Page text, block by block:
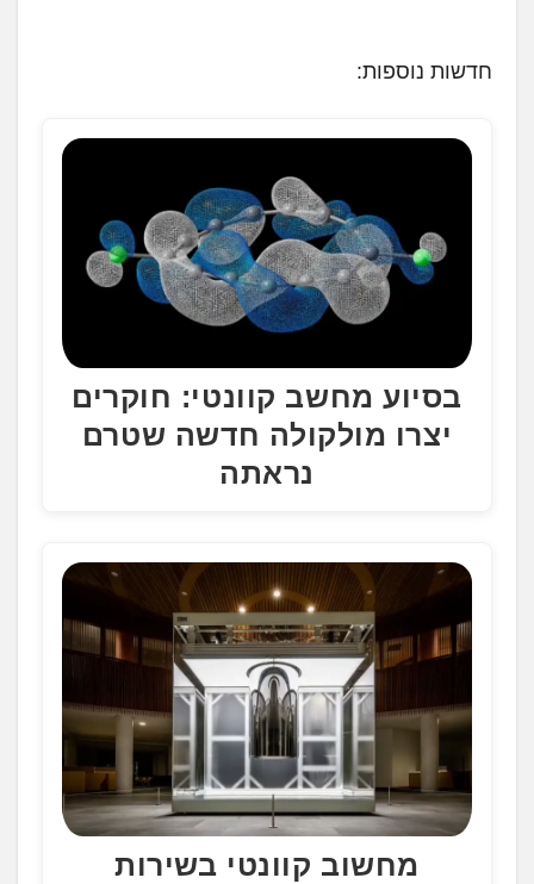
.
חדשות נוספות:
בסיוע מחשב קוונטי: חוקרים
יצרו מולקולה חדשה שטרם
נראתה
מחשוב קוונטי בשירות